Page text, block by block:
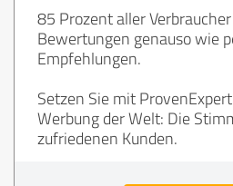
85 Prozent aller
Bewertungen genauso wie
Empfehlungen.
Setzen Sie mit
Werbung der Welt: Die
zufriedenen Kunden.